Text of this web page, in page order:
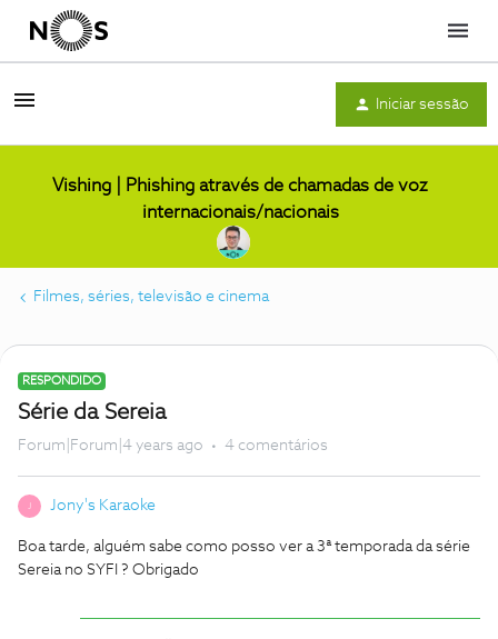
Menu
Iniciar sessão
Vishing | Phishing através de chamadas de voz
internacionais/nacionais
Filmes, séries, televisão e cinema
RESPONDIDO
Série da Sereia
Forum|Forum|4 years ago 4 comentários
Jony's Karaoke
Boa tarde, alguém sabe como posso ver a 3ª temporada da série
Sereia no SYFI ? Obrigado